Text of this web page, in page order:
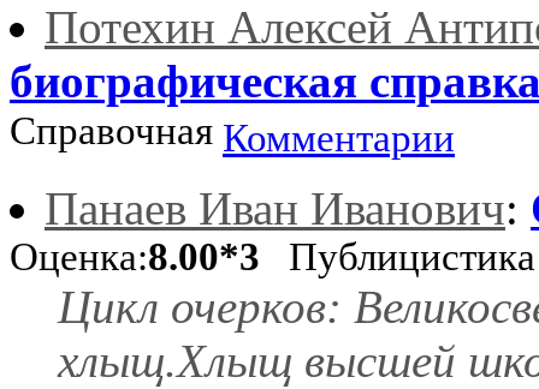
Потехин Алексей
биографическая
Справочная Комментарии
Панаев Иван Иванович:
Оценка:8.00*3
Цикл очерков:
хлыщ.Хлыщ высшей